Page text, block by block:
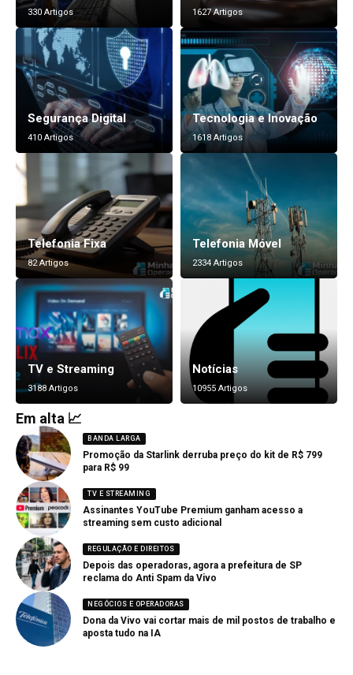
330 Artigos 1627 Artigos
Segurança Digital
410 Artigos
Tecnologia e Inovação
1618 Artigos
Telefonia Fixa
82 Artigos
Telefonia Móvel
2334 Artigos
TV e Streaming
3188 Artigos
Notícias
10955 Artigos
Em alta 📈
BANDA LARGA
Promoção da Starlink derruba preço do kit de R$ 799
para R$ 99
TV E STREAMING
Assinantes YouTube Premium ganham acesso a
streaming sem custo adicional
REGULAÇÃO E DIREITOS
Depois das operadoras, agora a prefeitura de SP
reclama do Anti Spam da Vivo
NEGÓCIOS E OPERADORAS
Dona da Vivo vai cortar mais de mil postos de trabalho e
aposta tudo na IA